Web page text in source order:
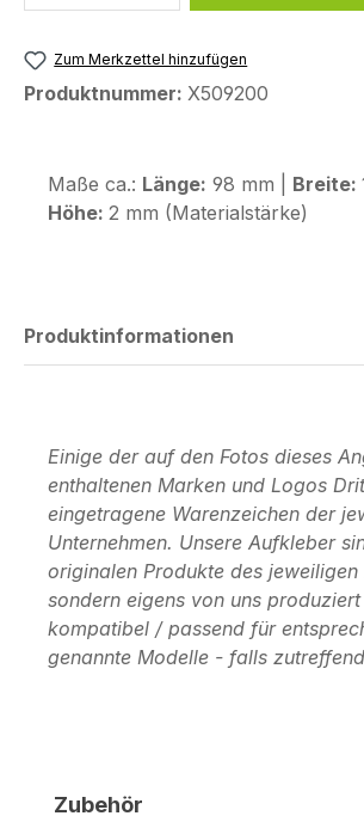
Zum Merkzettel hinzufügen
Produktnummer: X509200
Maße ca.: Länge: 98 mm | Breite:
Höhe: 2 mm (Materialstärke)
Produktinformationen
Einige der auf den Fotos dieses
enthaltenen Marken und Logos
eingetragene Warenzeichen der
Unternehmen. Unsere Aufkleber
originalen Produkte des jeweiligen
sondern eigens von uns
kompatibel / passend für
genannte Modelle - falls
Produktgalerie überspringen
Zubehör